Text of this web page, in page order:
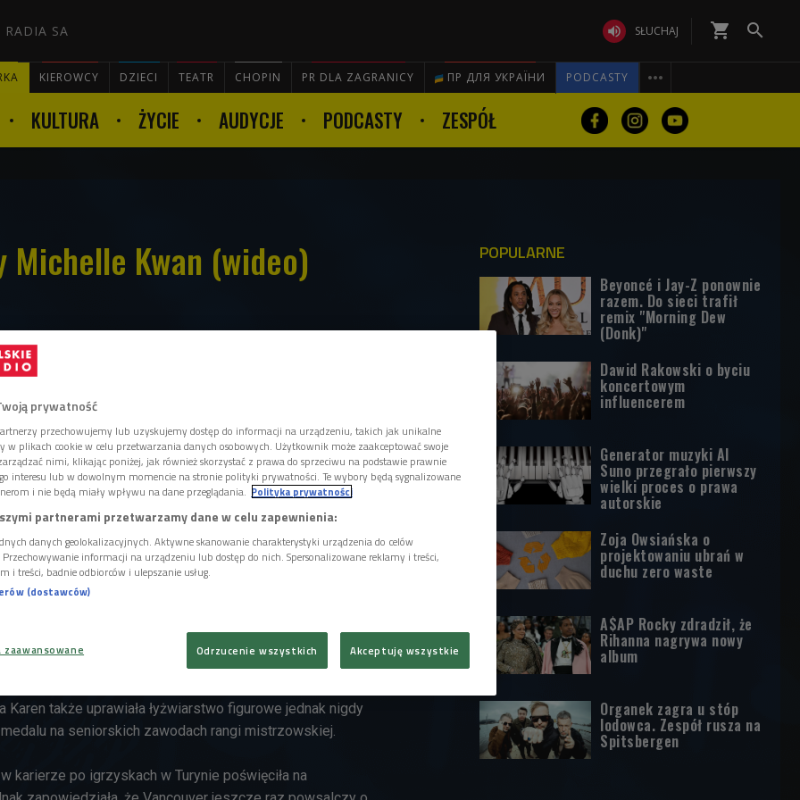
RADIA SA  SŁUCHAJ shopping_cart 
KIEROWCY DZIECI TEATR CHOPIN PR DLA ZAGRANICY ПР ДЛЯ УКРАЇНИ PODCASTY 

KULTURA ŻYCIE AUDYCJE PODCASTY ZESPÓŁ
Michelle Kwan (wideo)
biograficzny Czwórki - 7 lipca 2011.
się amerykańska łyżwiarka figurowa Michelle Kwan. Jest
w konkurencji solistek. Po raz pierwszy zwyciężyła w
mając niespełna 16 lat. Wynik z 1996 roku powtórzyła
raz ostatni zwycięzając w 2003 roku. Ponadto trzykrotnie
świata i raz wywalczyła medal brązowy.
w Nagano zdobyła srebrny medal, przegrywając
rodaczką Tarą Lipinski. Cztery lata później w Salt Lake City
lepiej od Kwan zaprezentowały się Amerykanka
Słucka. W Turynie także liczyła na medal jednak
kontuzji. W jej bogatej kolekcji medali nie ma więc
to az 9 tytułów mistrzyni Stanów Zjednoczonych, co jest
amerykańskiego łyżwiarsktwa figurowego.
także uprawiała łyżwiarstwo figurowe jednak nigdy
na seniorskich zawodach rangi mistrzowskiej.
karierze po igrzyskach w Turynie poświęciła na
POPULARNE
Beyoncé i Jay-Z ponownie
razem. Do sieci trafił
remix "Morning Dew
(Donk)"
Dawid Rakowski o byciu
koncertowym
influencerem
Generator muzyki AI
Suno przegrało pierwszy
wielki proces o prawa
autorskie
Zoja Owsiańska o
projektowaniu ubrań w
duchu zero waste
A$AP Rocky zdradził, że
Rihanna nagrywa nowy
album
Organek zagra u stóp
lodowca. Zespół rusza na
Spitsbergen
prywatność
przechowujemy lub uzyskujemy dostęp do informacji na urządzeniu, takich jak unikalne
w plikach cookie w celu przetwarzania danych osobowych. Użytkownik może zaakceptować swoje
nimi, klikając poniżej, jak również skorzystać z prawa do sprzeciwu na podstawie prawnie
interesu lub w dowolnym momencie na stronie polityki prywatności. Te wybory będą sygnalizowane
i nie będą miały wpływu na dane przeglądania. Polityka prywatności
partnerami przetwarzamy dane w celu zapewnienia:
danych geolokalizacyjnych. Aktywne skanowanie charakterystyki urządzenia do celów
informacji na urządzeniu lub dostęp do nich. Spersonalizowane reklamy i treści,
i treści, badnie odbiorców i ulepszanie usług.
(dostawców)
Odrzucenie wszystkich Akceptuję wszystkie